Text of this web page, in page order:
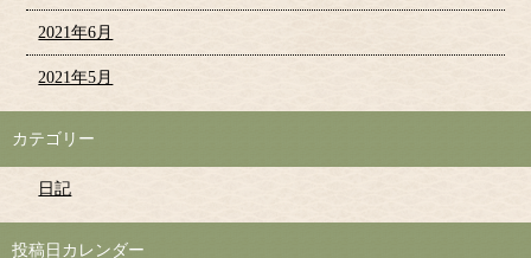
2021年6月
2021年5月
カテゴリー
日記
投稿日カレンダー